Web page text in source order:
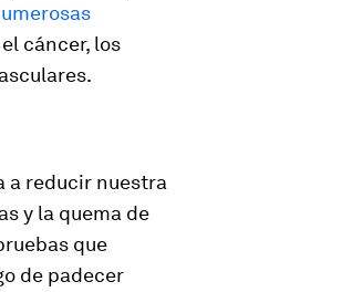
cáncer, los
a reducir nuestra
y la quema de
que
de padecer